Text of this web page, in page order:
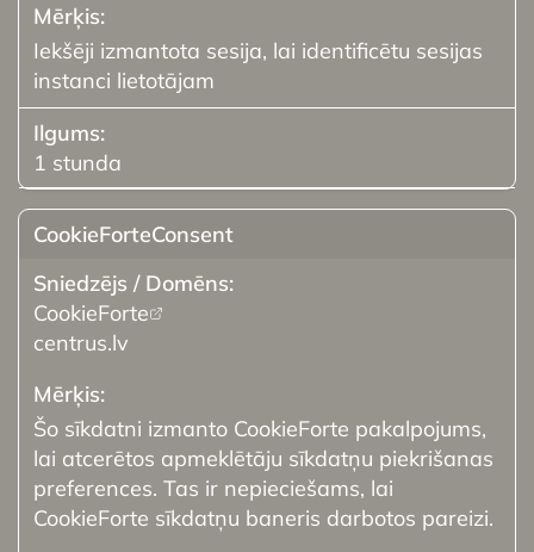
Iekšēji izmantota sesija, lai identificētu sesijas
instanci lietotājam
1 stunda
CookieForteConsent
CookieForte
centrus.lv
Šo sīkdatni izmanto CookieForte pakalpojums,
lai atcerētos apmeklētāju sīkdatņu piekrišanas
preferences. Tas ir nepieciešams, lai
CookieForte sīkdatņu baneris darbotos pareizi.